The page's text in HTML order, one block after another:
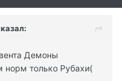
Демоны
норм только Рубахи(